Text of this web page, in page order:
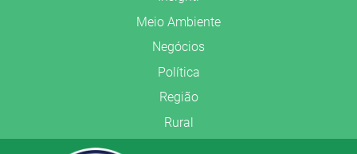
Meio Ambiente
Negócios
Política
Região
Rural